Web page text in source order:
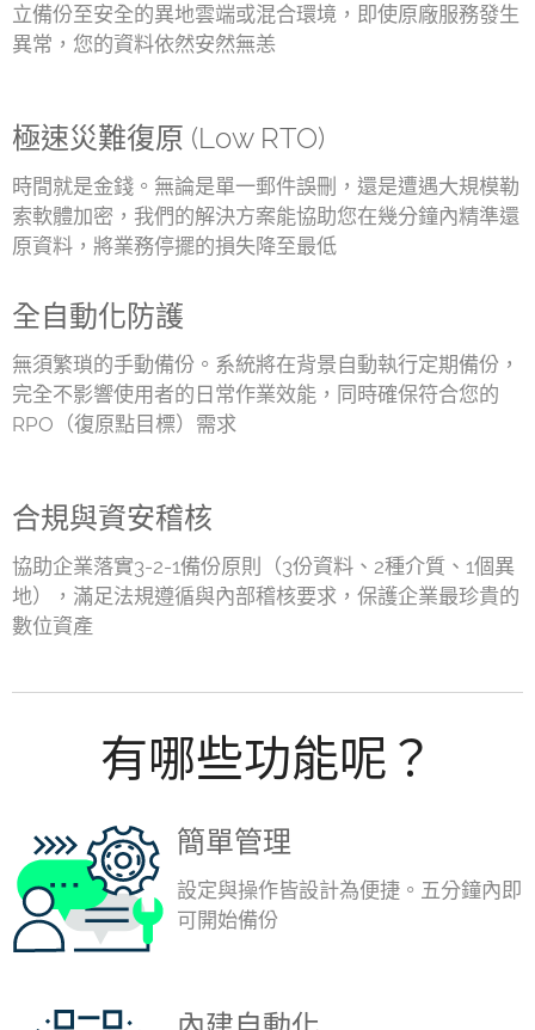
立備份至安全的異地雲端或混合環境，即使原廠服務發生
異常，您的資料依然安然無恙
極速災難復原 (Low RTO)
時間就是金錢。無論是單一郵件誤刪，還是遭遇大規模勒
索軟體加密，我們的解決方案能協助您在幾分鐘內精準還
原資料，將業務停擺的損失降至最低
全自動化防護
無須繁瑣的手動備份。系統將在背景自動執行定期備份，
完全不影響使用者的日常作業效能，同時確保符合您的
RPO（復原點目標）需求
合規與資安稽核
協助企業落實3-2-1備份原則（3份資料、2種介質、1個異
地），滿足法規遵循與內部稽核要求，保護企業最珍貴的
數位資產
有哪些功能呢？
簡單管理
設定與操作皆設計為便捷。五分鐘內即
可開始備份